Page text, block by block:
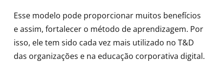
Esse modelo pode proporcionar muitos benefícios
e assim, fortalecer o método de aprendizagem. Por
isso, ele tem sido cada vez mais utilizado no T&D
das organizações e na educação corporativa digital.